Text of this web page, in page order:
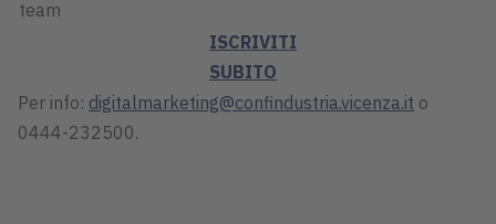
team
ISCRIVITI
SUBITO
Per info: digitalmarketing@confindustria.vicenza.it o
0444-232500.